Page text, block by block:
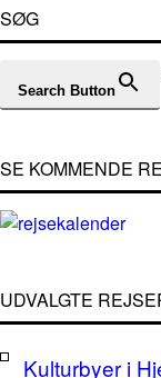
SØG
Search Button
SE KOMMENDE
UDVALGTE
Kulturbyer i